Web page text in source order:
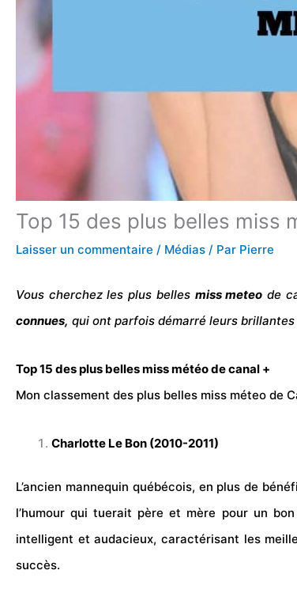
Top 15 des plus belles miss
Laisser un commentaire / Médias / Par Pierre
Vous cherchez les plus belles miss meteo de
connues, qui ont parfois démarré leurs
Top 15 des plus belles miss météo de canal +
Mon classement des plus belles miss méteo de
Charlotte Le Bon (2010-2011)
L’ancien mannequin québécois, en plus de
l’humour qui tuerait père et mère pour un
intelligent et audacieux, caractérisant les
succès.